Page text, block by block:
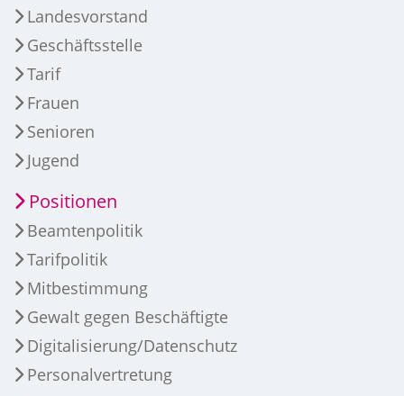
Landesvorstand
Geschäftsstelle
Tarif
Frauen
Senioren
Jugend
Positionen
Beamtenpolitik
Tarifpolitik
Mitbestimmung
Gewalt gegen Beschäftigte
Digitalisierung/Datenschutz
Personalvertretung